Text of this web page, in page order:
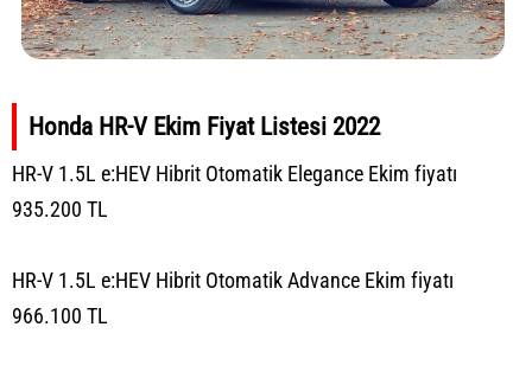
Honda HR-V Ekim Fiyat Listesi 2022
HR-V 1.5L e:HEV Hibrit Otomatik Elegance Ekim fiyatı
935.200 TL
HR-V 1.5L e:HEV Hibrit Otomatik Advance Ekim fiyatı
966.100 TL